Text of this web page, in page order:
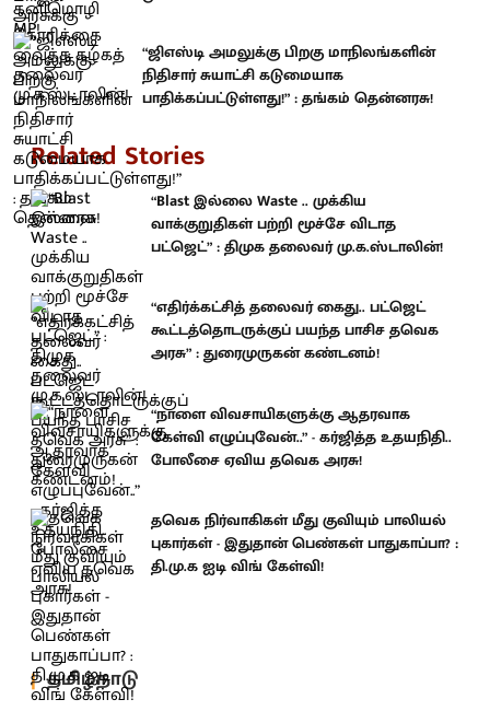
“ஜிஎஸ்டி அமலுக்கு பிறகு மாநிலங்களின்
நிதிசார் சுயாட்சி கடுமையாக
பாதிக்கப்பட்டுள்ளது!” : தங்கம் தென்னரசு!
Related Stories
“Blast இல்லை Waste .. முக்கிய
வாக்குறுதிகள் பற்றி மூச்சே விடாத
பட்ஜெட்” : திமுக தலைவர் மு.க.ஸ்டாலின்!
“எதிர்க்கட்சித் தலைவர் கைது.. பட்ஜெட்
கூட்டத்தொடருக்குப் பயந்த பாசிச தவெக
அரசு” : துரைமுருகன் கண்டனம்!
“நாளை விவசாயிகளுக்கு ஆதரவாக
கேள்வி எழுப்புவேன்..” - கர்ஜித்த உதயநிதி..
போலீசை ஏவிய தவெக அரசு!
தவெக நிர்வாகிகள் மீது குவியும் பாலியல்
புகார்கள் - இதுதான் பெண்கள் பாதுகாப்பா? :
தி.மு.க ஐடி விங் கேள்வி!
தமிழ்நாடு